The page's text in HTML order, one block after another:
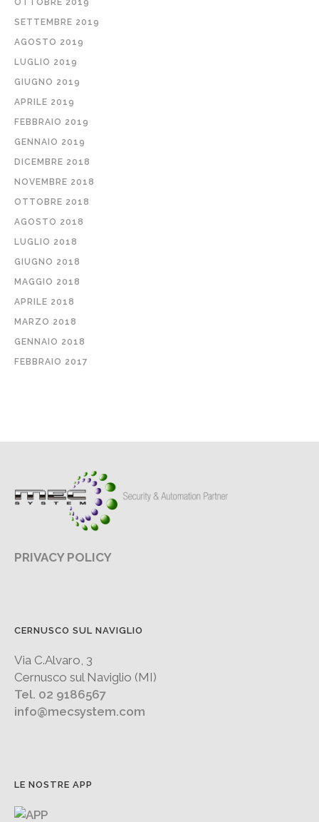
OTTOBRE 2019
SETTEMBRE 2019
AGOSTO 2019
LUGLIO 2019
GIUGNO 2019
APRILE 2019
FEBBRAIO 2019
GENNAIO 2019
DICEMBRE 2018
NOVEMBRE 2018
OTTOBRE 2018
AGOSTO 2018
LUGLIO 2018
GIUGNO 2018
MAGGIO 2018
APRILE 2018
MARZO 2018
GENNAIO 2018
FEBBRAIO 2017
PRIVACY POLICY
CERNUSCO SUL NAVIGLIO
Via C.Alvaro, 3
Cernusco sul Naviglio (MI)
Tel. 02 9186567
info@mecsystem.com
LE NOSTRE APP